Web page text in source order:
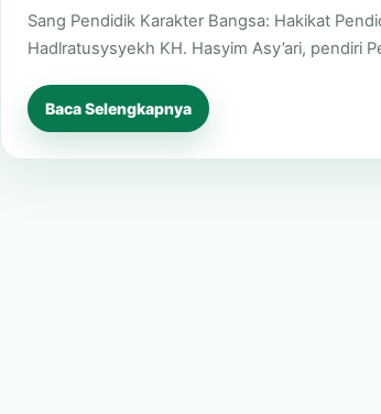
Sang Pendidik Karakter Bangsa: Hakikat
Hadlratusysyekh KH. Hasyim Asy’ari, pendiri
Baca Selengkapnya